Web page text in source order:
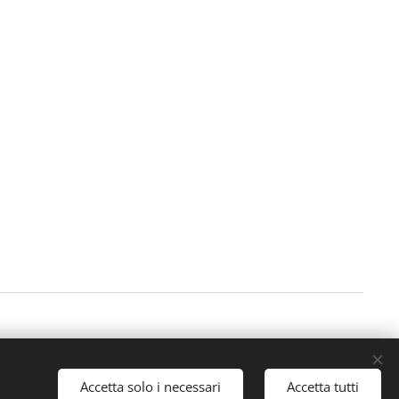
Accetta solo i necessari Accetta tutti